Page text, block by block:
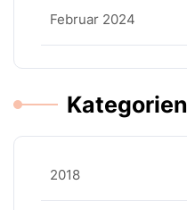
Februar 2024
Kategorien
2018